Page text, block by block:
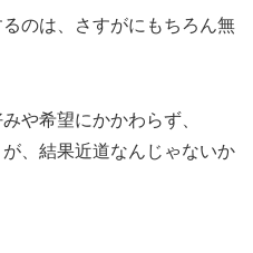
のは、さすがにもちろん無
や希望にかかわらず、
、結果近道なんじゃないか